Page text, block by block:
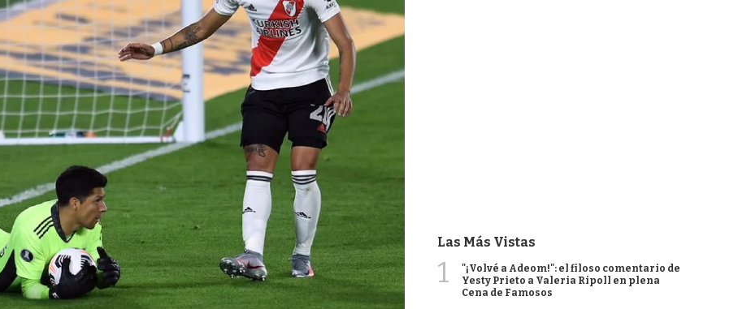
Las Más Vistas
1
"¡Volvé a Adeom!": el filoso comentario de
Yesty Prieto a Valeria Ripoll en plena
Cena de Famosos